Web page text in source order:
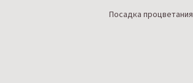
Посадка процветания